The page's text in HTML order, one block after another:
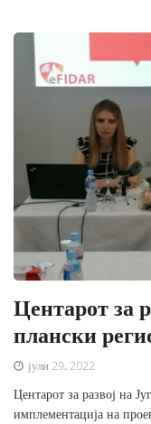
Центарот за
плански
јули 29, 2022
Центарот за развој на
имплементација на